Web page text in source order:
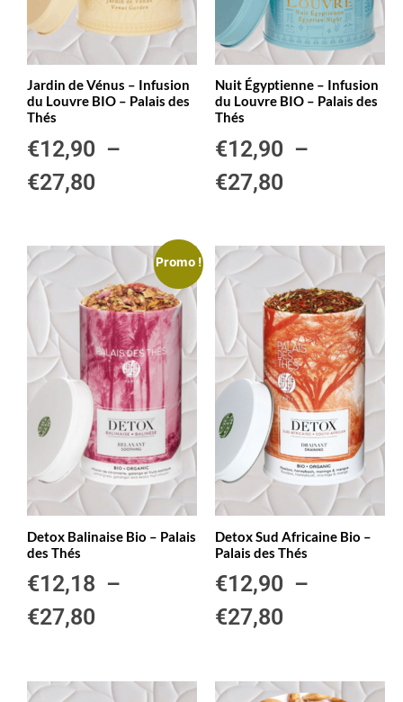
Jardin de Vénus – Infusion
du Louvre BIO – Palais des
Thés
€12,90 –
€27,80
Nuit Égyptienne – Infusion
du Louvre BIO – Palais des
Thés
€12,90 –
€27,80
Promo !
Detox Balinaise Bio – Palais
des Thés
€12,18 –
€27,80
Detox Sud Africaine Bio –
Palais des Thés
€12,90 –
€27,80